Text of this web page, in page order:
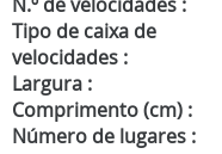
Tipo de caixa de
velocidades :
Largura :
Comprimento (cm) :
Número de lugares :